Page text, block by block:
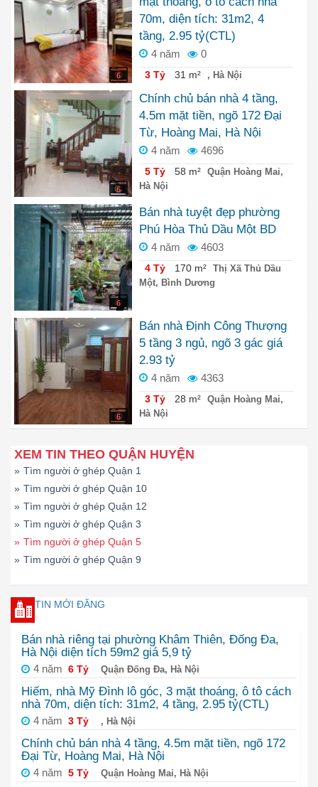
6
70m, diện tích: 31m2, 4
tầng, 2.95 tỷ(CTL)
4 năm 0
3 Tỷ 31 m² , Hà Nội
6
Chính chủ bán nhà 4 tầng,
4.5m mặt tiền, ngõ 172 Đại
Từ, Hoàng Mai, Hà Nội
4 năm 4696
5 Tỷ 58 m²
Quận Hoàng Mai,
Hà Nội
6
Bán nhà tuyệt đẹp phường
Phú Hòa Thủ Dầu Một BD
4 năm 4603
4 Tỷ 170 m²
Thị Xã Thủ Dầu
Một, Bình Dương
6
Bán nhà Định Công Thượng
5 tầng 3 ngủ, ngõ 3 gác giá
2.93 tỷ
4 năm 4363
3 Tỷ 28 m²
Quận Hoàng Mai,
Hà Nội
XEM TIN THEO QUẬN HUYỆN
» Tìm người ở ghép Quận 1
» Tìm người ở ghép Quận 10
» Tìm người ở ghép Quận 12
» Tìm người ở ghép Quận 3
» Tìm người ở ghép Quận 5
» Tìm người ở ghép Quận 9
TIN MỚI ĐĂNG
Bán nhà riêng tại phường Khâm Thiên, Đống Đa,
Hà Nội diện tích 59m2 giá 5,9 tỷ
4 năm 6 Tỷ Quận Đống Đa, Hà Nội
Hiếm, nhà Mỹ Đình lô góc, 3 mặt thoáng, ô tô cách
nhà 70m, diện tích: 31m2, 4 tầng, 2.95 tỷ(CTL)
4 năm 3 Tỷ , Hà Nội
Chính chủ bán nhà 4 tầng, 4.5m mặt tiền, ngõ 172
Đại Từ, Hoàng Mai, Hà Nội
4 năm 5 Tỷ Quận Hoàng Mai, Hà Nội